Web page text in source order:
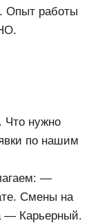
Опыт работы
Что нужно
по нашим
—
Смены на
— Карьерный.